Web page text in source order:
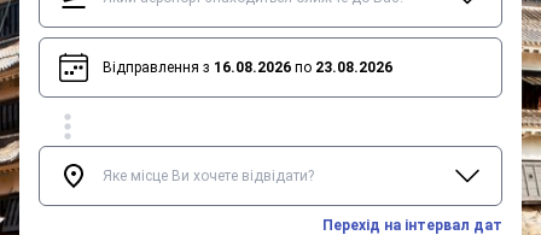
Відправлення з 16.08.2026 по 23.08.2026
Перехід на інтервал дат